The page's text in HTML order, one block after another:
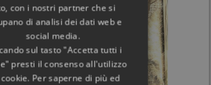
con i nostri partner che si
di analisi dei dati web e
social media.
sul tasto "Accetta tutti i
presti il consenso all'utilizzo
Per saperne di più ed